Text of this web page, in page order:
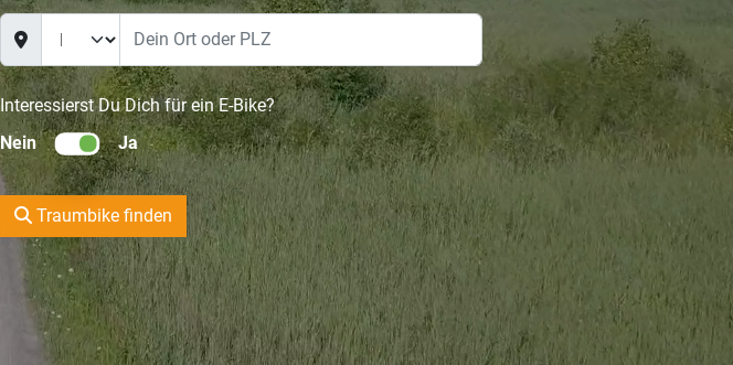
Interessierst Du Dich für ein E-Bike?
Nein
Ja
Traumbike finden